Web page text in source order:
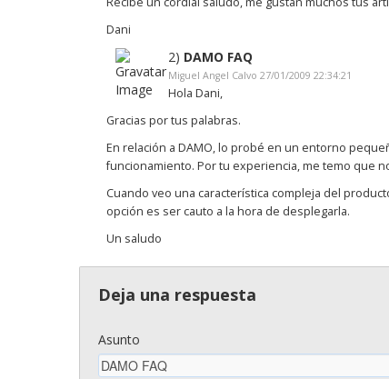
Dani
2) DAMO FAQ
Miguel Angel Calvo 27/01/2009 22:34:21
Hola Dani,
Gracias por tus palabras.
En relación a DAMO, lo probé en un entorno
funcionamiento. Por tu experiencia, me temo que
Cuando veo una característica compleja del
opción es ser cauto a la hora de desplegarla.
Un saludo
Deja una respuesta
Asunto